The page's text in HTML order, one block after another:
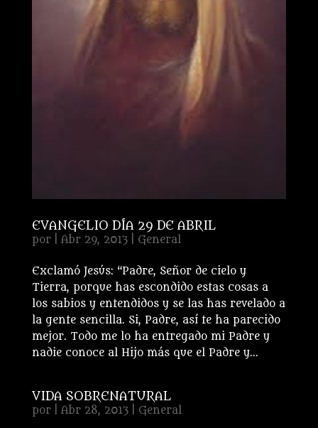
EVANGELIO DÍA 29 DE ABRIL
por Abr 29, 2013| General
Exclamó Jesús: “Padre, Señor de cielo y
Tierra, porque has escondido estas cosas a
los sabios y entendidos y se las has revelado a
la gente sencilla. Si, Padre, así te ha parecido
mejor. Todo me lo ha entregado mi Padre y
nadie conoce al Hijo más que el Padre y...
VIDA SOBRENATURAL
por Abr 28, 2013| General